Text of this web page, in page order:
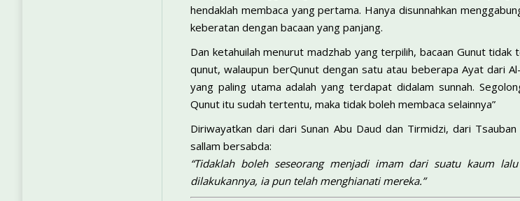
hendaklah membaca yang pertama. Hanya disunnahkan
keberatan dengan bacaan yang panjang.
Dan ketahuilah menurut madzhab yang terpilih, bacaan Gunut
qunut, walaupun berQunut dengan satu atau beberapa Ayat dari
yang paling utama adalah yang terdapat didalam sunnah.
Qunut itu sudah tertentu, maka tidak boleh membaca selainnya”
Diriwayatkan dari dari Sunan Abu Daud dan Tirmidzi, dari Tsauban
sallam bersabda:
“Tidaklah boleh seseorang menjadi imam dari suatu kaum
dilakukannya, ia pun telah menghianati mereka.”